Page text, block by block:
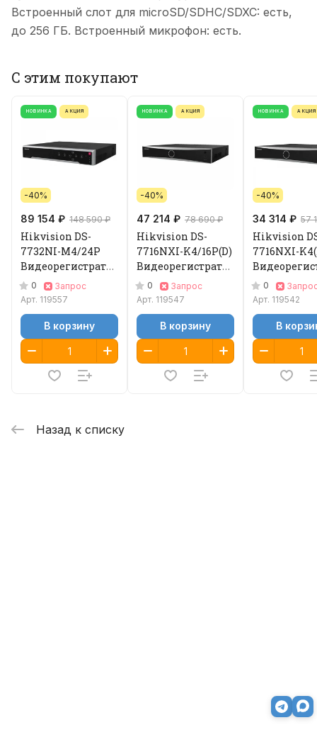
Встроенный слот для microSD/SDHC/SDXC: есть,
до 256 ГБ. Встроенный микрофон: есть.
С этим покупают
НОВИНКА АКЦИЯ
-40%
89 154 ₽ 148 590 ₽
Hikvision DS-
7732NI-M4/24P
Видеорегистратор
IP 0
Запрос
Арт. 119557
В корзину
НОВИНКА АКЦИЯ
-40%
47 214 ₽ 78 690 ₽
Hikvision DS-
7716NXI-K4/16P(D)
Видеорегистратор
IP 0
Запрос
Арт. 119547
В корзину
НОВИНКА АКЦИЯ
-40%
34 314 ₽ 57
Hikvision
7716NXI-
IP 0
Арт. 119542
В
Назад к списку